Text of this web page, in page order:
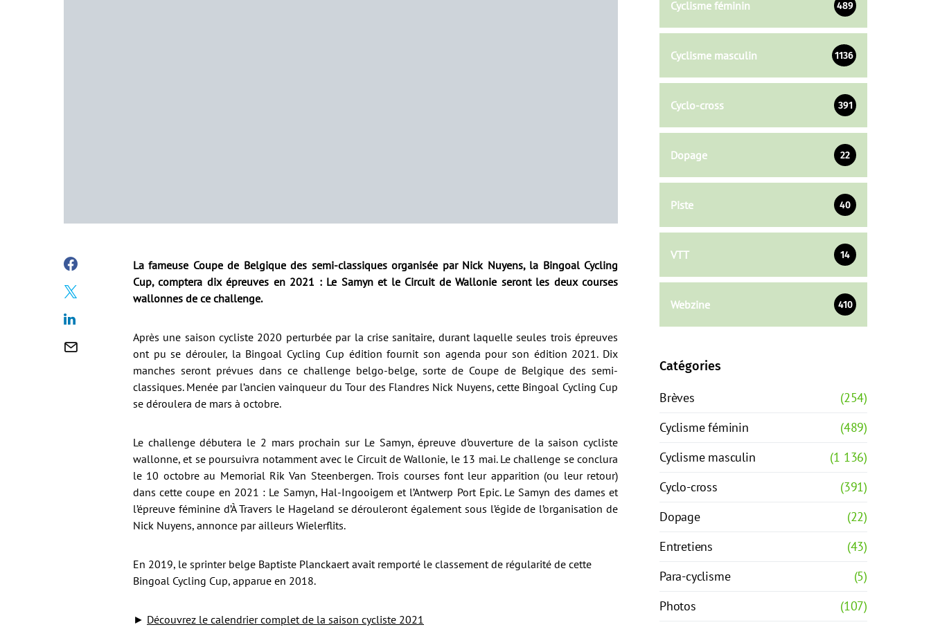
La fameuse Coupe de Belgique des semi-classiques organisée par Nick Nuyens, la Bingoal Cycling
Cup, comptera dix épreuves en 2021 : Le Samyn et le Circuit de Wallonie seront les deux courses
wallonnes de ce challenge.
Après une saison cycliste 2020 perturbée par la crise sanitaire, durant laquelle seules trois épreuves
ont pu se dérouler, la Bingoal Cycling Cup édition fournit son agenda pour son édition 2021. Dix
manches seront prévues dans ce challenge belgo-belge, sorte de Coupe de Belgique des semi-
classiques. Menée par l’ancien vainqueur du Tour des Flandres Nick Nuyens, cette Bingoal Cycling Cup
se déroulera de mars à octobre.
Le challenge débutera le 2 mars prochain sur Le Samyn, épreuve d’ouverture de la saison cycliste
wallonne, et se poursuivra notamment avec le Circuit de Wallonie, le 13 mai. Le challenge se conclura
le 10 octobre au Memorial Rik Van Steenbergen. Trois courses font leur apparition (ou leur retour)
dans cette coupe en 2021 : Le Samyn, Hal-Ingooigem et l’Antwerp Port Epic. Le Samyn des dames et
l’épreuve féminine d’À Travers le Hageland se dérouleront également sous l’égide de l’organisation de
Nick Nuyens, annonce par ailleurs Wielerflits.
En 2019, le sprinter belge Baptiste Planckaert avait remporté le classement de régularité de cette
Bingoal Cycling Cup, apparue en 2018.
► Découvrez le calendrier complet de la saison cycliste 2021
Cyclisme féminin 489
Cyclisme masculin 1136
Cyclo-cross 391
Dopage 22
Piste 40
VTT 14
Webzine 410
Catégories
Brèves
(254)
Cyclisme féminin
(489)
Cyclisme masculin
(1 136)
Cyclo-cross
(391)
Dopage
(22)
Entretiens
(43)
Para-cyclisme
(5)
Photos
(107)